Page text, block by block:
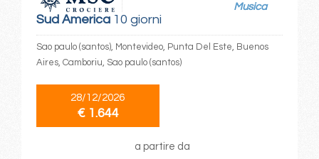
Sud America10 giorni
Musica
Sao paulo (santos), Montevideo, Punta Del Este, Buenos
Aires, Camboriu, Sao paulo (santos)
28/12/2026
€ 1.644
a partire da